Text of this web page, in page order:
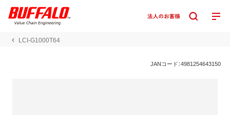
LCI-G1000T64
JANコード：4981254643150